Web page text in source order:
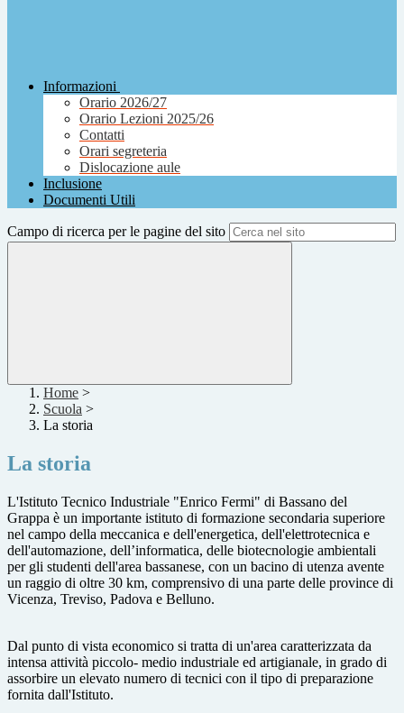
Informazioni
Orario 2026/27
Orario Lezioni 2025/26
Contatti
Orari segreteria
Dislocazione aule
Inclusione
Documenti Utili
Campo di ricerca per le pagine del sito
Home >
Scuola >
La storia
La storia
L'Istituto Tecnico Industriale "Enrico Fermi" di Bassano del
Grappa è un importante istituto di formazione secondaria superiore
nel campo della meccanica e dell'energetica, dell'elettrotecnica e
dell'automazione, dell’informatica, delle biotecnologie ambientali
per gli studenti dell'area bassanese, con un bacino di utenza avente
un raggio di oltre 30 km, comprensivo di una parte delle province di
Vicenza, Treviso, Padova e Belluno.
Dal punto di vista economico si tratta di un'area caratterizzata da
intensa attività piccolo- medio industriale ed artigianale, in grado di
assorbire un elevato numero di tecnici con il tipo di preparazione
fornita dall'Istituto.